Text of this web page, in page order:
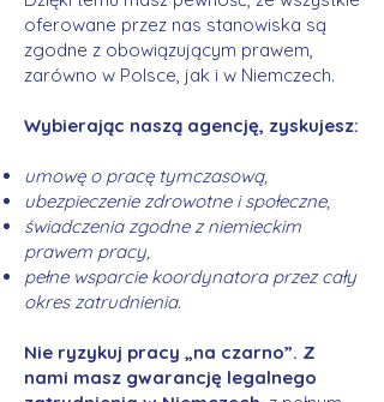
oferowane przez nas stanowiska są
zgodne z obowiązującym prawem,
zarówno w Polsce, jak i w Niemczech.
Wybierając naszą agencję, zyskujesz:
umowę o pracę tymczasową,
ubezpieczenie zdrowotne i społeczne,
świadczenia zgodne z niemieckim
prawem pracy,
pełne wsparcie koordynatora przez cały
okres zatrudnienia.
Nie ryzykuj pracy „na czarno”. Z
nami masz gwarancję legalnego